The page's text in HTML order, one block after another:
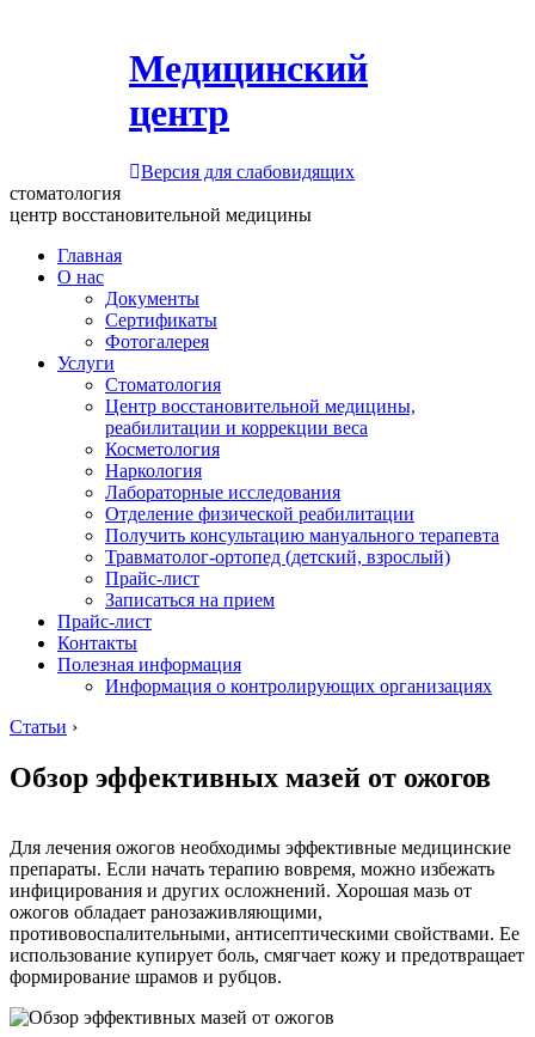
Медицинский
центр
Версия для слабовидящих
стоматология
центр восстановительной медицины
Главная
О нас
Документы
Сертификаты
Фотогалерея
Услуги
Стоматология
Центр восстановительной медицины,
реабилитации и коррекции веса
Косметология
Наркология
Лабораторные исследования
Отделение физической реабилитации
Получить консультацию мануального терапевта
Травматолог-ортопед (детский, взрослый)
Прайс-лист
Записаться на прием
Прайс-лист
Контакты
Полезная информация
Информация о контролирующих организациях
Статьи ›
Обзор эффективных мазей от ожогов
Для лечения ожогов необходимы эффективные медицинские
препараты. Если начать терапию вовремя, можно избежать
инфицирования и других осложнений. Хорошая мазь от
ожогов обладает ранозаживляющими,
противовоспалительными, антисептическими свойствами. Ее
использование купирует боль, смягчает кожу и предотвращает
формирование шрамов и рубцов.